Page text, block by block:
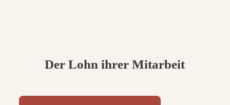
Der Lohn ihrer Mitarbeit